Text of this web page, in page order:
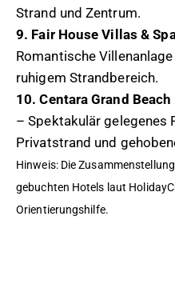
Strand und Zentrum.
9. Fair House Villas &
Romantische
ruhigem Strandbereich.
10. Centara Grand
– Spektakulär gelegenes
Privatstrand und
Hinweis: Die
gebuchten Hotels laut
Orientierungshilfe.